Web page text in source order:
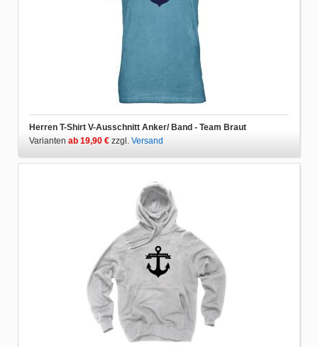
Herren T-Shirt V-Ausschnitt Anker/ Band - Team Braut
Varianten ab 19,90 € zzgl. Versand